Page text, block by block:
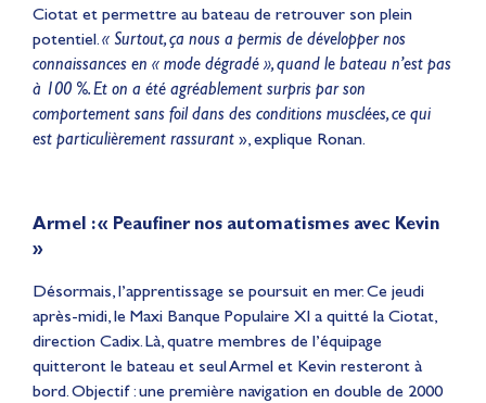
Ciotat et permettre au bateau de retrouver son plein
potentiel.« Surtout, ça nous a permis de développer nos
connaissances en « mode dégradé », quand le bateau n’est pas
à 100 %. Et on a été agréablement surpris par son
comportement sans foil dans des conditions musclées, ce qui
est particulièrement rassurant », explique Ronan.
Armel : « Peaufiner nos automatismes avec Kevin
»
Désormais, l’apprentissage se poursuit en mer. Ce jeudi
après-midi, le Maxi Banque Populaire XI a quitté la Ciotat,
direction Cadix. Là, quatre membres de l’équipage
quitteront le bateau et seul Armel et Kevin resteront à
bord. Objectif : une première navigation en double de 2000